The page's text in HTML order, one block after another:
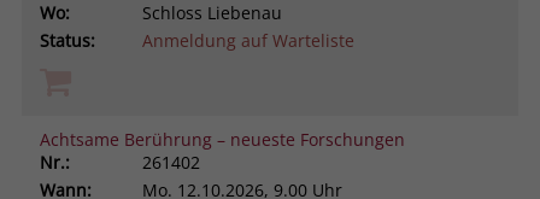
Wo:
Schloss Liebenau
Status:
Anmeldung auf Warteliste
Achtsame Berührung – neueste Forschungen
Nr.:
261402
Wann:
Mo. 12.10.2026, 9.00 Uhr